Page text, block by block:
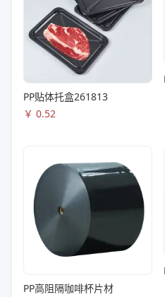
PP贴体托盒261813
￥ 0.52
PP高阻隔咖啡杯片材